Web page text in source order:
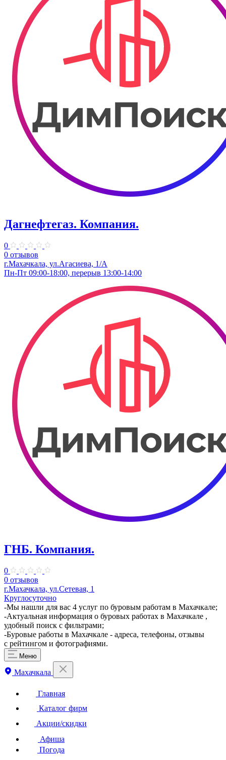
Дагнефтегаз. Компания.
0
0 отзывов
г.Махачкала, ул.​​​Агасиева, 1/А
Пн-Пт 09:00-18:00, перерыв 13:00-14:00
ГНБ. ​Компания.
0
0 отзывов
г.Махачкала, ул.Сетевая, 1
Круглосуточно
-Мы нашли для вас 4 услуг по буровым работам в Махачкале;
-Актуальная информация о буровых работах в Махачкале ,
удобный поиск с фильтрами;
-Буровые работы в Махачкале - адреса, телефоны, отзывы
с рейтингом и фотографиями.
Меню
Махачкала
Главная
Каталог фирм
Акции/скидки
Афиша
Погода